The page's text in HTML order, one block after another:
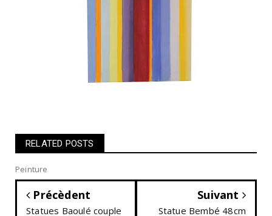
RELATED POSTS
Peinture
Précèdent
Statues Baoulé couple
Suivant
Statue Bembé 48cm